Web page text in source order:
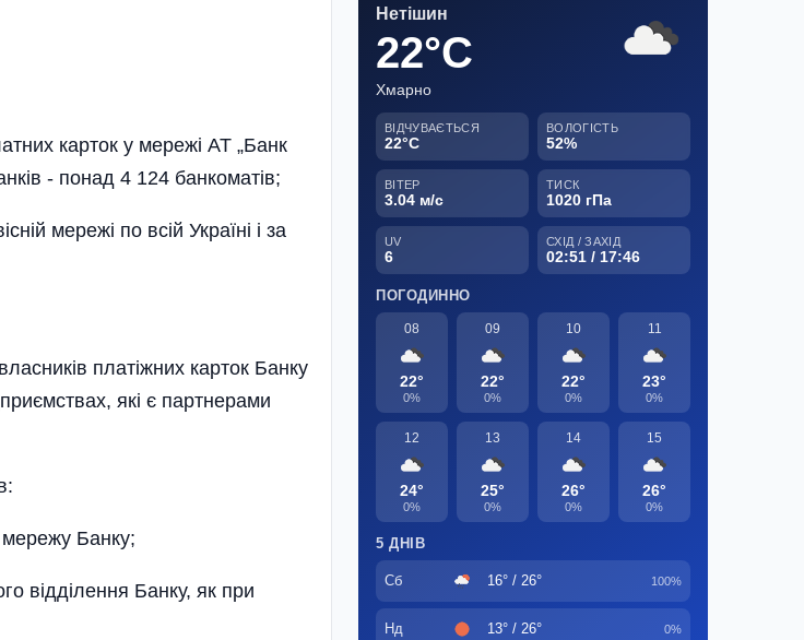
карток у мережі АТ „Банк
- понад 4 124 банкоматів;
мережі по всій Україні і за
платіжних карток Банку
які є партнерами
Банку;
відділення Банку, як при
Нетішин
22°C
Хмарно
ВІДЧУВАЄТЬСЯ
22°C
ВОЛОГІСТЬ
52%
ВІТЕР
3.04 м/с
ТИСК
1020 гПа
UV
6
СХІД / ЗАХІД
02:51 / 17:46
ПОГОДИННО
08
22°
0%
09
22°
0%
10
22°
0%
11
23°
0%
12
24°
0%
13
25°
0%
14
26°
0%
15
26°
0%
5 ДНІВ
Сб 16° / 26° 100%
Нд 13° / 26° 0%